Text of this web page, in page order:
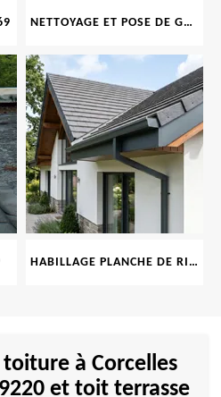
NETTOYAGE ET POSE DE GOUTTIÈRE 69
HABILLAGE PLANCHE DE RIVE 69
à Corcelles
et toit terrasse